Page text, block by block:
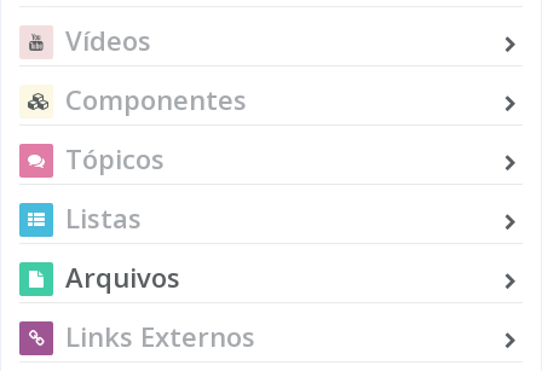
Vídeos
Componentes
Tópicos
Listas
Arquivos
Links Externos